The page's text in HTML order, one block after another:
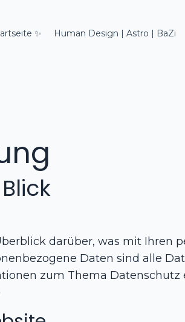
✨ Human Design | Astro | BaZi
darüber, was mit Ihren
Daten sind alle
zum Thema Datenschutz